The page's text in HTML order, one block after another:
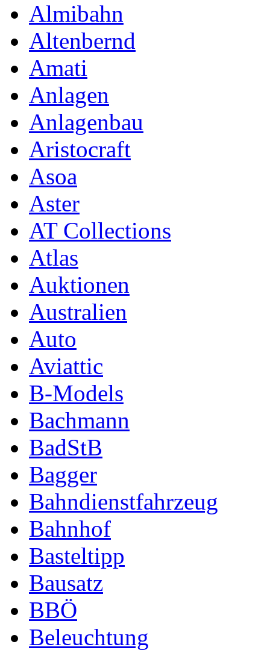
Almibahn
Altenbernd
Amati
Anlagen
Anlagenbau
Aristocraft
Asoa
Aster
AT Collections
Atlas
Auktionen
Australien
Auto
Aviattic
B-Models
Bachmann
BadStB
Bagger
Bahndienstfahrzeug
Bahnhof
Basteltipp
Bausatz
BBÖ
Beleuchtung